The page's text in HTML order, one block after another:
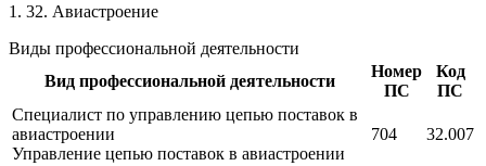
1. 32. Авиастроение
Виды профессиональной деятельности
Вид профессиональной деятельности
Номер
ПС
Код
ПС
Специалист по управлению цепью поставок в
авиастроении
Управление цепью поставок в авиастроении
704 32.007